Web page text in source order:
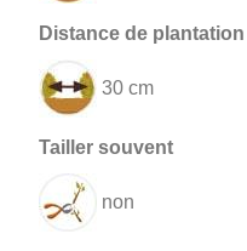
30 cm
non